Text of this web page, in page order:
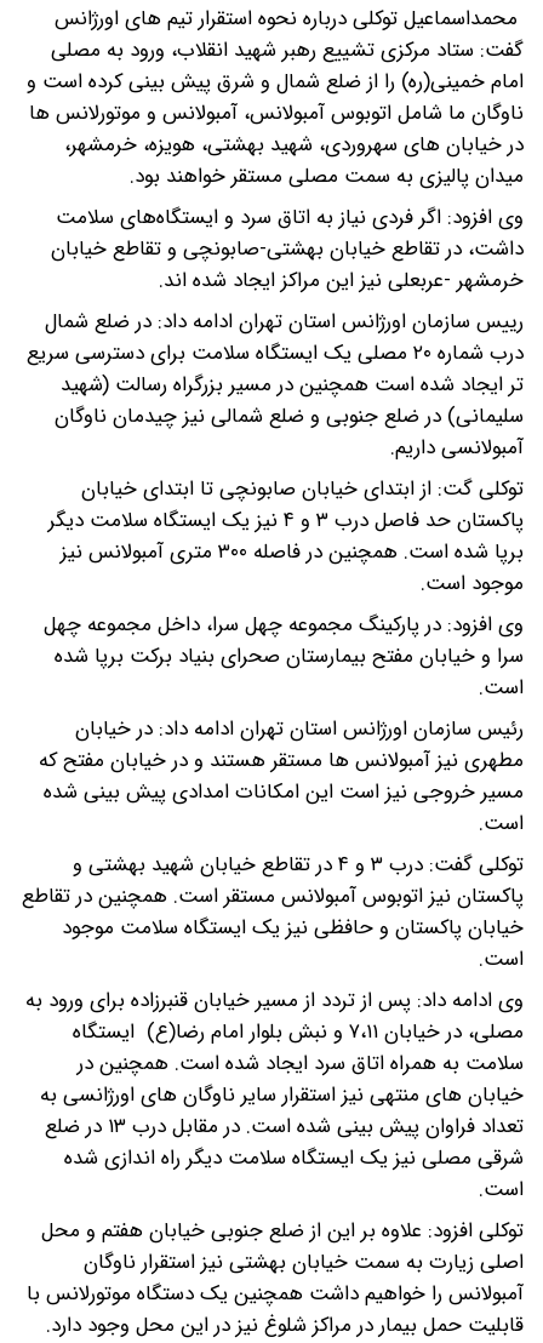
محمداسماعیل توکلی درباره نحوه استقرار تیم های اورژانس
گفت: ستاد مرکزی تشییع رهبر شهید انقلاب، ورود به مصلی
امام خمینی(ره) را از ضلع شمال و شرق پیش بینی کرده است و
ناوگان ما شامل اتوبوس آمبولانس، آمبولانس و موتورلانس ها
در خیابان های سهروردی، شهید بهشتی، هویزه، خرمشهر،
میدان پالیزی به سمت مصلی مستقر خواهند بود.
وی افزود: اگر فردی نیاز به اتاق سرد و ایستگاه‌های سلامت
داشت، در تقاطع خیابان بهشتی-صابونچی و تقاطع خیابان
خرمشهر -عربعلی نیز این مراکز ایجاد شده اند.
رییس سازمان اورژانس استان تهران ادامه داد: در ضلع شمال
درب شماره ۲۰ مصلی یک ایستگاه سلامت برای دسترسی سریع
تر ایجاد شده است همچنین در مسیر بزرگراه رسالت (شهید
سلیمانی) در ضلع جنوبی و ضلع شمالی نیز چیدمان ناوگان
آمبولانسی داریم.
توکلی گت: از ابتدای خیابان صابونچی تا ابتدای خیابان
پاکستان حد فاصل درب ۳ و ۴ نیز یک ایستگاه سلامت دیگر
برپا شده است. همچنین در فاصله ۳۰۰ متری آمبولانس نیز
موجود است.
وی افزود: در پارکینگ مجموعه چهل سرا، داخل مجموعه چهل
سرا و خیابان مفتح بیمارستان صحرای بنیاد برکت برپا شده
است.
رئیس سازمان اورژانس استان تهران ادامه داد: در خیابان
مطهری نیز آمبولانس ها مستقر هستند و در خیابان مفتح که
مسیر خروجی نیز است این امکانات امدادی پیش بینی شده
است.
توکلی گفت: درب ۳ و ۴ در تقاطع خیابان شهید بهشتی و
پاکستان نیز اتوبوس آمبولانس مستقر است. همچنین در تقاطع
خیابان پاکستان و حافظی نیز یک ایستگاه سلامت موجود
است.
وی ادامه داد: پس از تردد از مسیر خیابان قنبرزاده برای ورود به
مصلی، در خیابان ۷،۱۱ و نبش بلوار امام رضا(ع) ایستگاه
سلامت به همراه اتاق سرد ایجاد شده است. همچنین در
خیابان های منتهی نیز استقرار سایر ناوگان های اورژانسی به
تعداد فراوان پیش بینی شده است. در مقابل درب ۱۳ در ضلع
شرقی مصلی نیز یک ایستگاه سلامت دیگر راه اندازی شده
است.
توکلی افزود: علاوه بر این از ضلع جنوبی خیابان هفتم و محل
اصلی زیارت به سمت خیابان بهشتی نیز استقرار ناوگان
آمبولانس را خواهیم داشت همچنین یک دستگاه موتورلانس با
قابلیت حمل بیمار در مراکز شلوغ نیز در این محل وجود دارد.